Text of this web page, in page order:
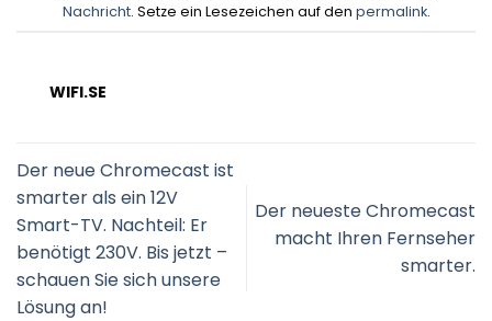
Nachricht. Setze ein Lesezeichen auf den permalink.
WIFI.SE
Der neue Chromecast ist
smarter als ein 12V
Smart-TV. Nachteil: Er
benötigt 230V. Bis jetzt –
schauen Sie sich unsere
Lösung an!
Der neueste Chromecast
macht Ihren Fernseher
smarter.